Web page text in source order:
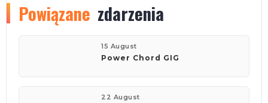
Powiązane zdarzenia
15 August
Power Chord GIG
22 August